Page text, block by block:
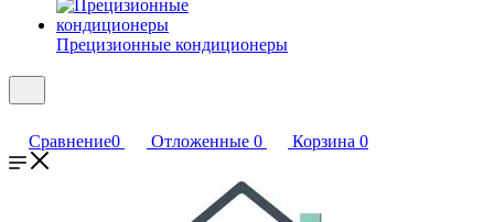
Прецизионные кондиционеры
Сравнение0 Отложенные 0 Корзина 0